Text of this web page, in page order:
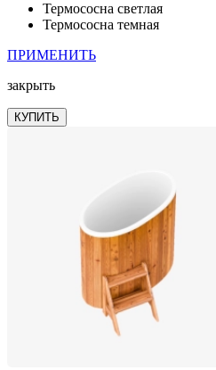
Термососна светлая
Термососна темная
ПРИМЕНИТЬ
закрыть
КУПИТЬ